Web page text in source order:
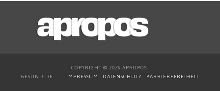
COPYRIGHT © 2026 APROPOS-
GESUND.DE IMPRESSUM DATENSCHUTZ BARRIEREFREIHEIT